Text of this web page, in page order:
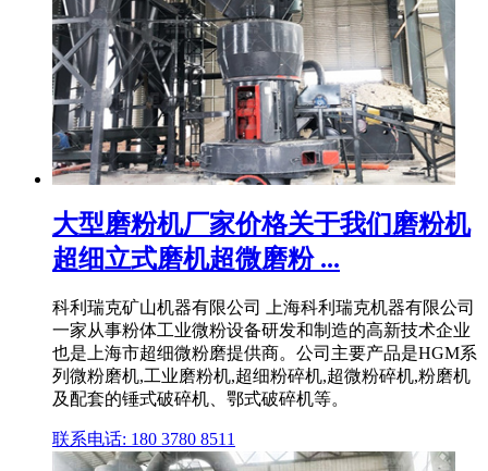
大型磨粉机厂家价格关于我们磨粉机
超细立式磨机超微磨粉 ...
科利瑞克矿山机器有限公司 上海科利瑞克机器有限公司
一家从事粉体工业微粉设备研发和制造的高新技术企业
也是上海市超细微粉磨提供商。公司主要产品是HGM系
列微粉磨机,工业磨粉机,超细粉碎机,超微粉碎机,粉磨机
及配套的锤式破碎机、鄂式破碎机等。
联系电话: 180 3780 8511